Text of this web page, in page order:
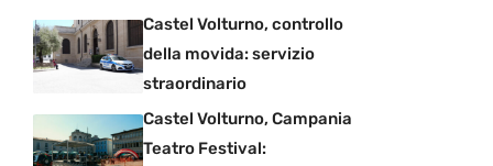
Castel Volturno, controllo
della movida: servizio
straordinario
Castel Volturno, Campania
Teatro Festival: